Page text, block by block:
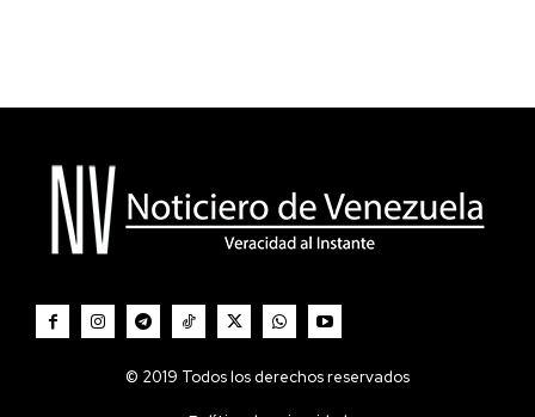
© 2019 Todos los derechos reservados